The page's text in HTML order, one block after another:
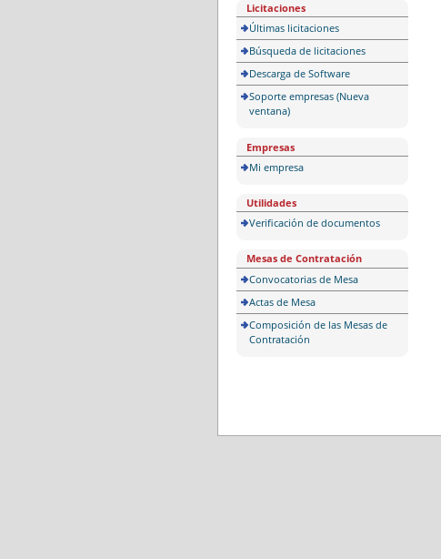
Licitaciones
Últimas licitaciones
Búsqueda de licitaciones
Descarga de Software
Soporte empresas (Nueva
ventana)
Empresas
Mi empresa
Utilidades
Verificación de documentos
Mesas de Contratación
Convocatorias de Mesa
Actas de Mesa
Composición de las Mesas de
Contratación